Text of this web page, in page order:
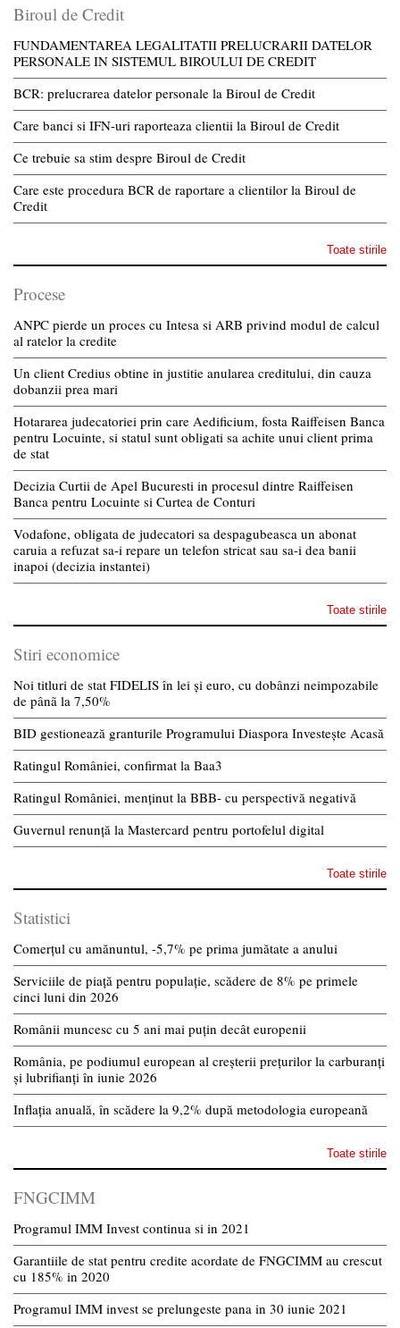
Biroul de Credit
FUNDAMENTAREA LEGALITATII PRELUCRARII DATELOR
PERSONALE IN SISTEMUL BIROULUI DE CREDIT
BCR: prelucrarea datelor personale la Biroul de Credit
Care banci si IFN-uri raporteaza clientii la Biroul de Credit
Ce trebuie sa stim despre Biroul de Credit
Care este procedura BCR de raportare a clientilor la Biroul de
Credit
Toate stirile
Procese
ANPC pierde un proces cu Intesa si ARB privind modul de calcul
al ratelor la credite
Un client Credius obtine in justitie anularea creditului, din cauza
dobanzii prea mari
Hotararea judecatoriei prin care Aedificium, fosta Raiffeisen Banca
pentru Locuinte, si statul sunt obligati sa achite unui client prima
de stat
Decizia Curtii de Apel Bucuresti in procesul dintre Raiffeisen
Banca pentru Locuinte si Curtea de Conturi
Vodafone, obligata de judecatori sa despagubeasca un abonat
caruia a refuzat sa-i repare un telefon stricat sau sa-i dea banii
inapoi (decizia instantei)
Toate stirile
Stiri economice
Noi titluri de stat FIDELIS în lei și euro, cu dobânzi neimpozabile
de pânã la 7,50%
BID gestionează granturile Programului Diaspora Investește Acasă
Ratingul României, confirmat la Baa3
Ratingul României, menținut la BBB- cu perspectivă negativă
Guvernul renunță la Mastercard pentru portofelul digital
Toate stirile
Statistici
Comerțul cu amănuntul, -5,7% pe prima jumătate a anului
Serviciile de piață pentru populație, scădere de 8% pe primele
cinci luni din 2026
Românii muncesc cu 5 ani mai puțin decât europenii
România, pe podiumul european al creșterii prețurilor la carburanți
și lubrifianți în iunie 2026
Inflația anuală, în scădere la 9,2% după metodologia europeană
Toate stirile
FNGCIMM
Programul IMM Invest continua si in 2021
Garantiile de stat pentru credite acordate de FNGCIMM au crescut
cu 185% in 2020
Programul IMM invest se prelungeste pana in 30 iunie 2021